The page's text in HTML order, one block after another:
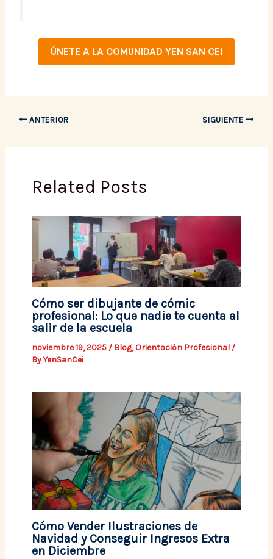
ÚNETE A LA COMUNIDAD YEN SAN CEI
ANTERIOR SIGUIENTE
Related Posts
Cómo ser dibujante de cómic
profesional: Lo que nadie te cuenta al
salir de la escuela
noviembre 19, 2025 / Blog,Orientación Profesional/
ByYenSanCei
Cómo Vender Ilustraciones de
Navidad y Conseguir Ingresos Extra
en Diciembre